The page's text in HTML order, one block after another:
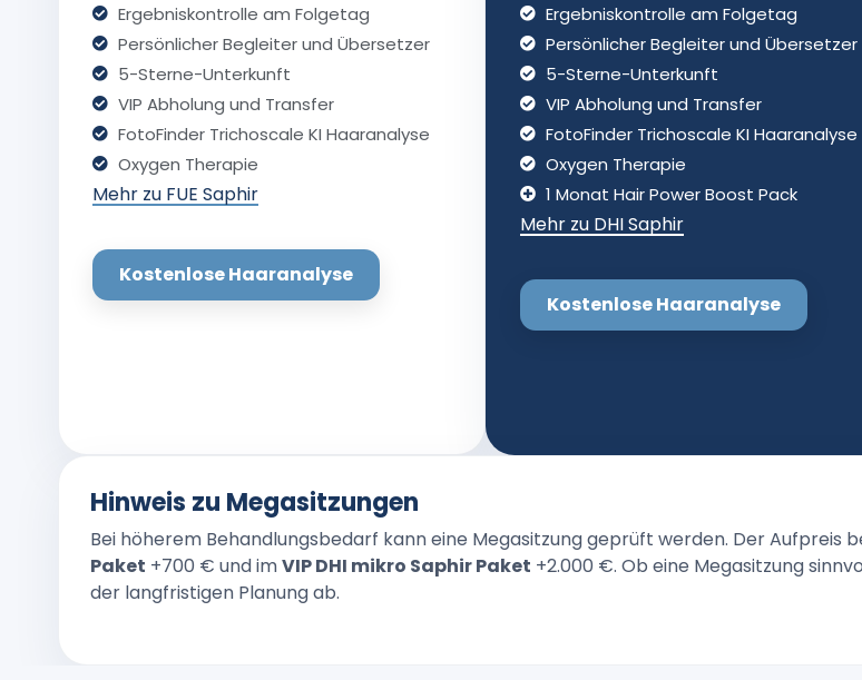
Ergebniskontrolle am Folgetag
Persönlicher Begleiter und Übersetzer
5-Sterne-Unterkunft
VIP Abholung und Transfer
FotoFinder Trichoscale KI Haaranalyse
Oxygen Therapie
Mehr zu FUE Saphir
Kostenlose Haaranalyse
Ergebniskontrolle am Folgetag
Persönlicher Begleiter und Übersetzer
5-Sterne-Unterkunft
VIP Abholung und Transfer
FotoFinder Trichoscale KI Haaranalyse
Oxygen Therapie
1 Monat Hair Power Boost Pack
Mehr zu DHI Saphir
Kostenlose Haaranalyse
Hinweis zu Megasitzungen
Bei höherem Behandlungsbedarf kann eine Megasitzung geprüft werden. Der Aufpreis
Paket +700 € und imVIP DHI mikro Saphir Paket +2.000 €. Ob eine Megasitzung
der langfristigen Planung ab.